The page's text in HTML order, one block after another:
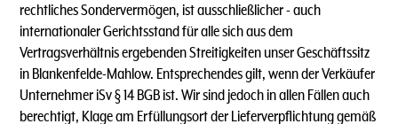
rechtliches Sondervermögen, ist ausschließlicher - auch
internationaler Gerichtsstand für alle sich aus dem
Vertragsverhältnis ergebenden Streitigkeiten unser Geschäftssitz
in Blankenfelde-Mahlow. Entsprechendes gilt, wenn der Verkäufer
Unternehmer iSv § 14 BGB ist. Wir sind jedoch in allen Fällen auch
berechtigt, Klage am Erfüllungsort der Lieferverpflichtung gemäß